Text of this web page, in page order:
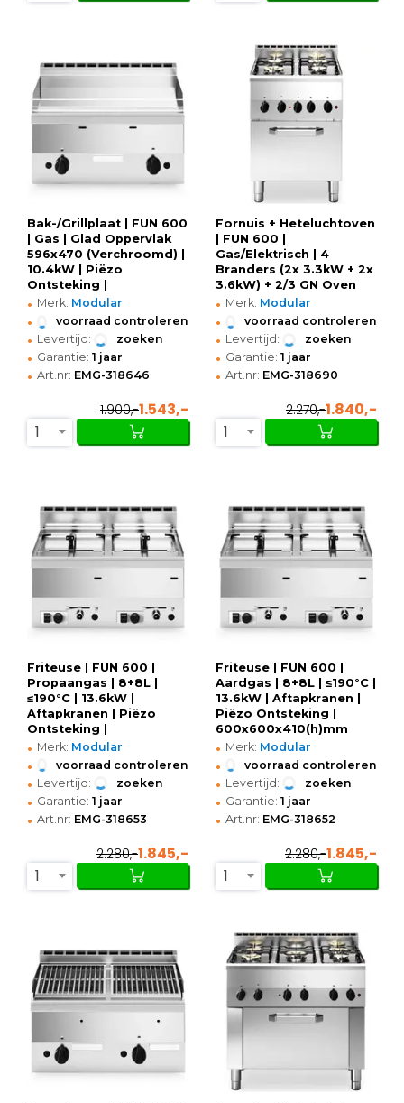
Bak-/Grillplaat | FUN 600
| Gas | Glad Oppervlak
596x470 (Verchroomd) |
10.4kW | Piëzo
Ontsteking |
600x600x410(h)mm
• Merk: Modular
• voorraad controleren
• Levertijd: zoeken
• Garantie: 1 jaar
• Art.nr: EMG-318646
1.900,-1.543,-
1
Fornuis + Heteluchtoven
| FUN 600 |
Gas/Elektrisch | 4
Branders (2x 3.3kW + 2x
3.6kW) + 2/3 GN Oven
(3kW-230V) | Piëzo
Ontsteking |
600x600x859/957(h)mm
• Merk: Modular
• voorraad controleren
• Levertijd: zoeken
• Garantie: 1 jaar
• Art.nr: EMG-318690
2.270,-1.840,-
1
Friteuse | FUN 600 |
Propaangas | 8+8L |
≤190°C | 13.6kW |
Aftapkranen | Piëzo
Ontsteking |
600x600x410(h)mm
• Merk: Modular
• voorraad controleren
• Levertijd: zoeken
• Garantie: 1 jaar
• Art.nr: EMG-318653
2.280,-1.845,-
1
Friteuse | FUN 600 |
Aardgas | 8+8L | ≤190°C |
13.6kW | Aftapkranen |
Piëzo Ontsteking |
600x600x410(h)mm
• Merk: Modular
• voorraad controleren
• Levertijd: zoeken
• Garantie: 1 jaar
• Art.nr: EMG-318652
2.280,-1.845,-
1